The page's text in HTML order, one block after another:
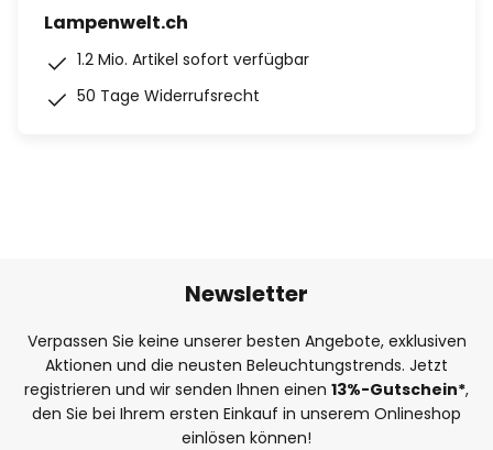
Lampenwelt.ch
1.2 Mio. Artikel sofort verfügbar
50 Tage Widerrufsrecht
Newsletter
Verpassen Sie keine unserer besten Angebote, exklusiven
Aktionen und die neusten Beleuchtungstrends. Jetzt
registrieren und wir senden Ihnen einen 13%-Gutschein*,
den Sie bei Ihrem ersten Einkauf in unserem Onlineshop
einlösen können!